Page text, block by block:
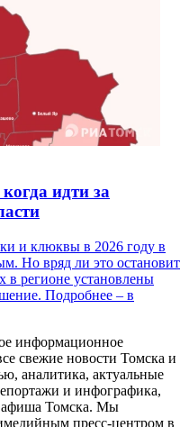
идти за
и клюквы в 2026 году в
Но вряд ли это остановит
в регионе установлены
Подробнее – в
информационное
свежие новости Томска и
аналитика, актуальные
и инфографика,
афиша Томска. Мы
пресс-центром в